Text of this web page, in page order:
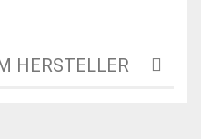
HERSTELLER